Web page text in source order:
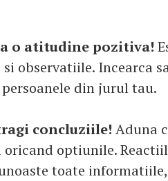
o atitudine pozitiva!
si observatiile. Incearca
din jurul tau.
concluziile! Aduna
optiunile.
toate